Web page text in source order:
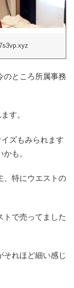
のところ所属事務
す。
ズもみられます
も。
、特にウエストの
トで売ってました
それほど細い感じ